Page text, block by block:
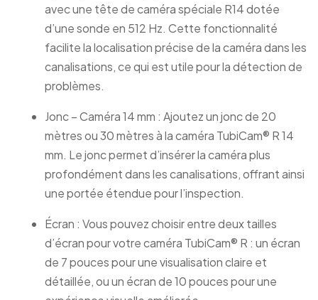
avec une tête de caméra spéciale R14 dotée
d’une sonde en 512 Hz. Cette fonctionnalité
facilite la localisation précise de la caméra dans les
canalisations, ce qui est utile pour la détection de
problèmes.
Jonc – Caméra 14 mm : Ajoutez un jonc de 20
mètres ou 30 mètres à la caméra TubiCam® R 14
mm. Le jonc permet d’insérer la caméra plus
profondément dans les canalisations, offrant ainsi
une portée étendue pour l’inspection.
Écran : Vous pouvez choisir entre deux tailles
d’écran pour votre caméra TubiCam® R : un écran
de 7 pouces pour une visualisation claire et
détaillée, ou un écran de 10 pouces pour une